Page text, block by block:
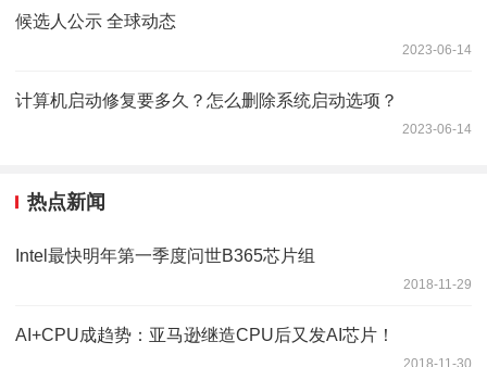
候选人公示 全球动态
2023-06-14
计算机启动修复要多久？怎么删除系统启动选项？
2023-06-14
热点新闻
Intel最快明年第一季度问世B365芯片组
2018-11-29
AI+CPU成趋势：亚马逊继造CPU后又发AI芯片！
2018-11-30